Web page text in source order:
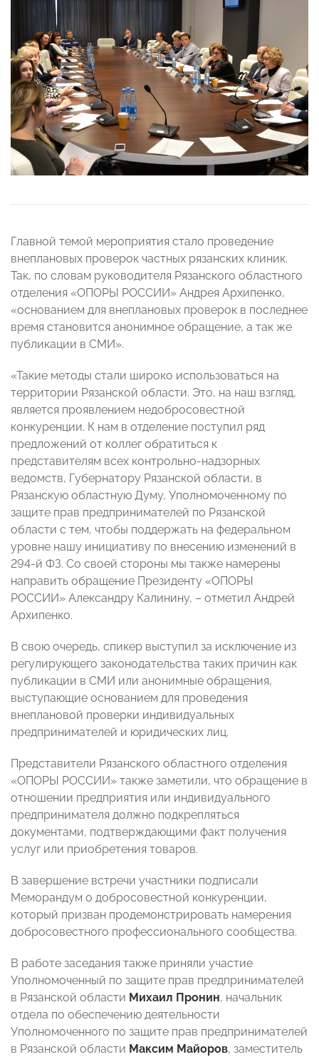
Главной темой мероприятия стало проведение
внеплановых проверок частных рязанских клиник.
Так, по словам руководителя Рязанского областного
отделения «ОПОРЫ РОССИИ» Андрея Архипенко,
«основанием для внеплановых проверок в последнее
время становится анонимное обращение, а так же
публикации в СМИ».
«Такие методы стали широко использоваться на
территории Рязанской области. Это, на наш взгляд,
является проявлением недобросовестной
конкуренции. К нам в отделение поступил ряд
предложений от коллег обратиться к
представителям всех контрольно-надзорных
ведомств, Губернатору Рязанской области, в
Рязанскую областную Думу, Уполномоченному по
защите прав предпринимателей по Рязанской
области с тем, чтобы поддержать на федеральном
уровне нашу инициативу по внесению изменений в
294-й ФЗ. Со своей стороны мы также намерены
направить обращение Президенту «ОПОРЫ
РОССИИ» Александру Калинину, – отметил Андрей
Архипенко.
В свою очередь, спикер выступил за исключение из
регулирующего законодательства таких причин как
публикации в СМИ или анонимные обращения,
выступающие основанием для проведения
внеплановой проверки индивидуальных
предпринимателей и юридических лиц.
Представители Рязанского областного отделения
«ОПОРЫ РОССИИ» также заметили, что обращение в
отношении предприятия или индивидуального
предпринимателя должно подкрепляться
документами, подтверждающими факт получения
услуг или приобретения товаров.
В завершение встречи участники подписали
Меморандум о добросовестной конкуренции,
который призван продемонстрировать намерения
добросовестного профессионального сообщества.
В работе заседания также приняли участие
Уполномоченный по защите прав предпринимателей
в Рязанской области Михаил Пронин, начальник
отдела по обеспечению деятельности
Уполномоченного по защите прав предпринимателей
в Рязанской области Максим Майоров, заместитель